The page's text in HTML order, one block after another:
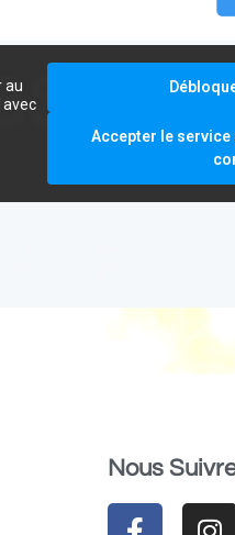
au
Accepter le
Nous